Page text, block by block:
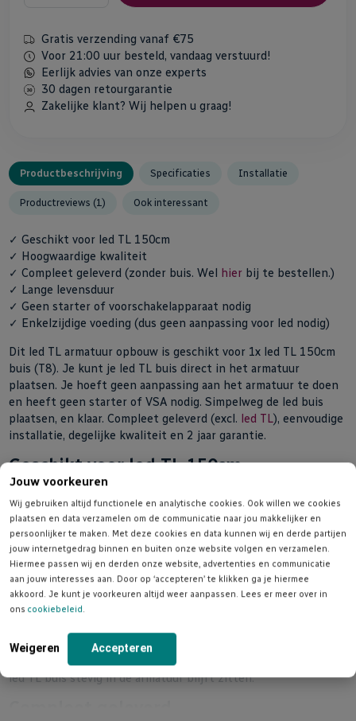
Jouw voorkeuren
Wij gebruiken altijd functionele en analytische cookies. Ook willen we cookies
plaatsen en data verzamelen om de communicatie naar jou makkelijker en
persoonlijker te maken. Met deze cookies en data kunnen wij en derde partijen
jouw internetgedrag binnen en buiten onze website volgen en verzamelen.
Hiermee passen wij en derden onze website, advertenties en communicatie
aan jouw interesses aan. Door op ‘accepteren’ te klikken ga je hiermee
akkoord. Je kunt je voorkeuren altijd weer aanpassen. Lees er meer over in
ons cookiebeleid.
Weigeren Accepteren
Gratis verzending vanaf €75
Voor 21:00 uur besteld, vandaag verstuurd!
Eerlijk advies van onze experts
30 dagen retourgarantie
Zakelijke klant? Wij helpen u graag!
Productbeschrijving Specificaties Installatie
Productreviews (1) Ook interessant
✓ Geschikt voor led TL 150cm
✓ Hoogwaardige kwaliteit
✓ Compleet geleverd (zonder buis. Wel
hierbij te bestellen.)
✓ Lange levensduur
✓ Geen starter of voorschakelapparaat nodig
✓ Enkelzijdige voeding (dus geen aanpassing voor led nodig)
Dit led TL armatuur opbouw is geschikt voor 1x led TL 150cm
buis (T8). Je kunt je led TL buis direct in het armatuur
plaatsen. Je hoeft geen aanpassing aan het armatuur te doen
en heeft geen starter of VSA nodig. Simpelweg de led buis
plaatsen, en klaar. Compleet geleverd (excl. led TL), eenvoudige
installatie, degelijke kwaliteit en 2 jaar garantie.
Geschikt voor led TL 150cm
Het opbouw TL armatuur is geschikt voor een enkele 150cm
led buis. Dit zijn de normale T8 buizen, met G13 voet/fitting.
Dit is verreweg het meest gebruikte type TL buis. Geschikt
voor binnen gebruik, bijv. in fabriek, schuur, werkplaats, garage,
etc.
Hoogwaardige kwaliteit
De led TL lamphouder is gemaakt van stevig aluminium en
Hierdoor is het armatuur zeer duurzaam in gebruik. Het
degelijke ontwerp en de stevige voetjes zorgen ervoor dat de
led TL buis stevig in de armatuur blijft zitten.